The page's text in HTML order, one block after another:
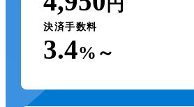
円
決済手数料
3.4%～